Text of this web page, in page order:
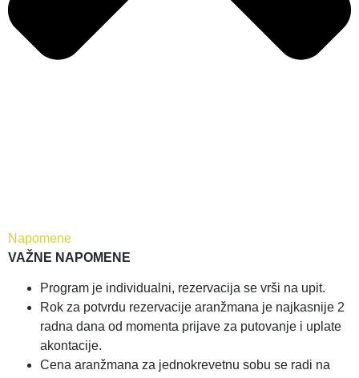
Napomene
VAŽNE NAPOMENE
Program je individualni, rezervacija se vrši na upit.
Rok za potvrdu rezervacije aranžmana je najkasnije 2
radna dana od momenta prijave za putovanje i uplate
akontacije.
Cena aranžmana za jednokrevetnu sobu se radi na